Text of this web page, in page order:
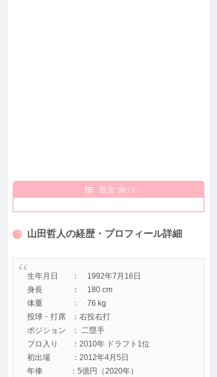
目次
山田哲人の経歴・プロフィール詳細
生年月日 ： 1992年7月16日
身長 ： 180 cm
体重 ： 76 kg
投球・打席 ：右投右打
ポジション ： 二塁手
プロ入り ：2010年 ドラフト1位
初出場 ：2012年4月5日
年俸 ：5億円（2020年）